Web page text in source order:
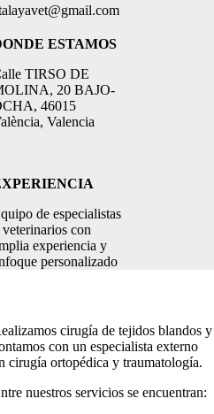
ESTAMOS
TIRSO DE
20 BAJO-
46015
Valencia
de especialistas
con
experiencia y
personalizado
cirugía de tejidos blandos y
con un especialista externo
cirugía ortopédica y traumatología.
nuestros servicios se encuentran: